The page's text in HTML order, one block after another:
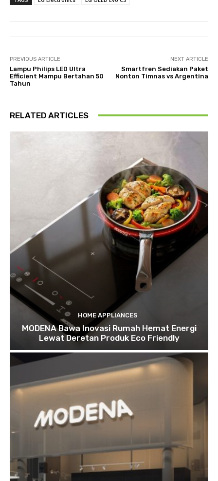
PREVIOUS ARTICLE
Lampu Philips LED Ultra
Efficient Mampu Bertahan 50
Tahun
NEXT ARTICLE
Smartfren Sediakan Paket
Nonton Timnas vs Argentina
RELATED ARTICLES
HOME APPLIANCES
MODENA Bawa Inovasi Rumah Hemat Energi
Lewat Deretan Produk Eco Friendly